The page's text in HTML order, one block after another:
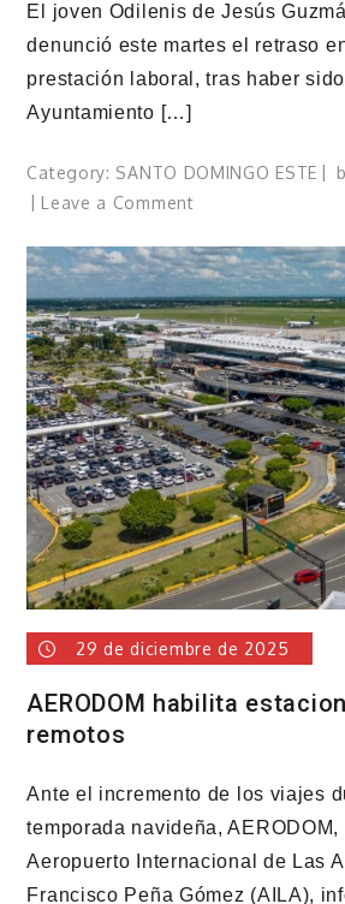
El joven Odilenis de Jesús
denunció este martes el retraso
prestación laboral, tras haber
Ayuntamiento […]
Category: SANTO DOMINGO ESTE
Leave a Commenton
del
Ayuntamiento
de
Santo
Domingo
Este
denuncia
retraso
en
pago
de
prestación
laboral
29 de diciembre de 2025
AERODOM habilita
remotos
Ante el incremento de los viajes
temporada navideña, AERODOM,
Aeropuerto Internacional de Las
Francisco Peña Gómez (AILA),